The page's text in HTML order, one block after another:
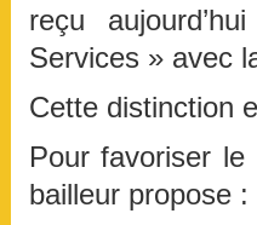
reçu
Services » avec
Cette distinction
Pour favoriser
bailleur propose :